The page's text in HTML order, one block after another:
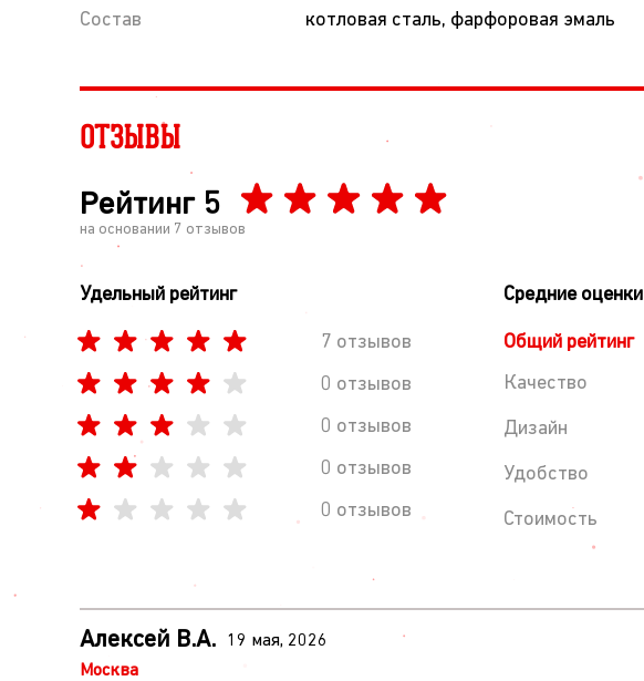
Состав котловая сталь, фарфоровая эмаль
ОТЗЫВЫ
Рейтинг 5
на основании 7 отзывов
Удельный рейтинг
7 отзывов
0 отзывов
0 отзывов
0 отзывов
0 отзывов
Средние оценки
Общий рейтинг
Качество
Дизайн
Удобство
Стоимость
Алексей В.А.
19 мая, 2026
Москва